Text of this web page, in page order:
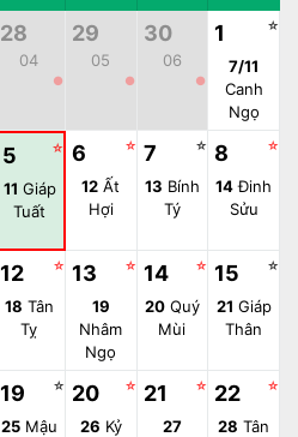
28
04
●
29
05
●
30
06
●
1 ☆
7/11
Canh
Ngọ
5 ☆
11 Giáp
Tuất
6 ☆
12 Ất
Hợi
7 ☆
13 Bính
Tý
8 ☆
14Đinh
Sửu
12 ☆
18 Tân
Tỵ
13 ☆
19
Nhâm
Ngọ
14 ☆
20Quý
Mùi
15 ☆
21 Giáp
Thân
19 ☆
25Mậu
20 ☆
26 Kỷ
21 ☆
27
22 ☆
28 Tân